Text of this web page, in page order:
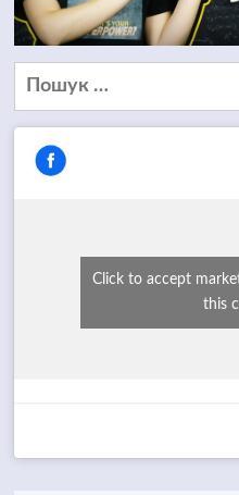
Пошук:
Click to accept
this